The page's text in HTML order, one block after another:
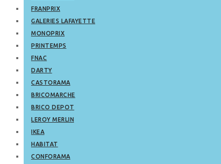
FRANPRIX
GALERIES LAFAYETTE
MONOPRIX
PRINTEMPS
FNAC
DARTY
CASTORAMA
BRICOMARCHE
BRICO DEPOT
LEROY MERLIN
IKEA
HABITAT
CONFORAMA